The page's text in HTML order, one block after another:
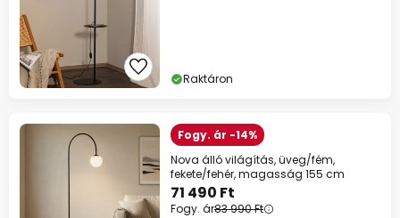
Raktáron
Fogy. ár -14%
Nova álló világítás, üveg/fém,
fekete/fehér, magasság 155 cm
71 490 Ft
Fogy. ár83 990 Ft